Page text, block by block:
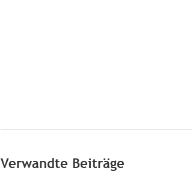
Verwandte Beiträge